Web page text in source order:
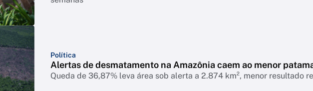
Política
Alertas de desmatamento na Amazônia caem ao menor
Queda de 36,87% leva área sob alerta a 2.874 km², menor resultado